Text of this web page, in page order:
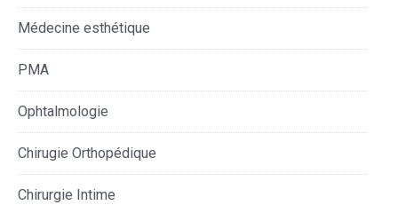
Médecine esthétique
PMA
Ophtalmologie
Chirugie Orthopédique
Chirurgie Intime